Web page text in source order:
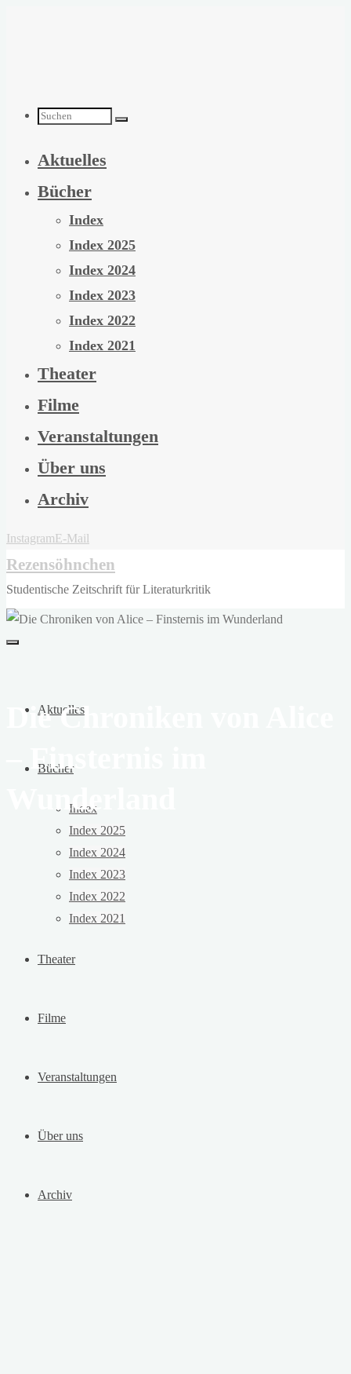
Suchen
nach:
Aktuelles
Bücher
Index
Index 2025
Index 2024
Index 2023
Index 2022
Index 2021
Theater
Filme
Veranstaltungen
Über uns
Archiv
InstagramE-Mail
Rezensöhnchen
Studentische Zeitschrift für Literaturkritik
Aktuelles
Bücher
Index
Index 2025
Index 2024
Index 2023
Index 2022
Index 2021
Theater
Filme
Veranstaltungen
Über uns
Archiv
Die Chroniken von Alice
– Finsternis im
Wunderland